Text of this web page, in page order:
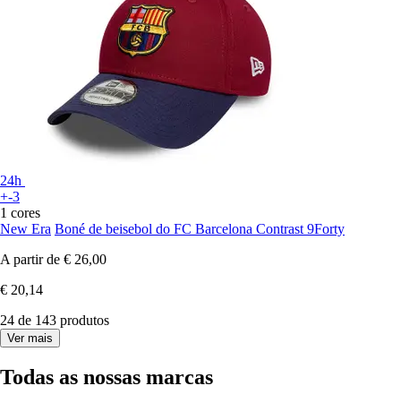
24h
+-3
1 cores
New Era Boné de beisebol do FC Barcelona Contrast 9Forty
A partir de € 26,00
€ 20,14
24 de 143 produtos
Ver mais
Todas as nossas marcas